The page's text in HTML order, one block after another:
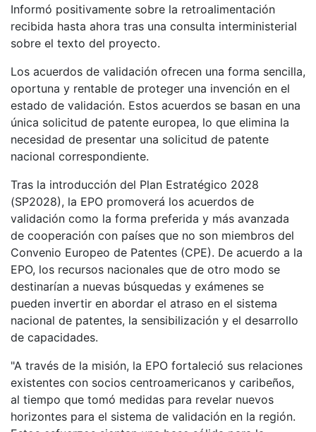
Informó positivamente sobre la retroalimentación
recibida hasta ahora tras una consulta interministerial
sobre el texto del proyecto.
Los acuerdos de validación ofrecen una forma sencilla,
oportuna y rentable de proteger una invención en el
estado de validación. Estos acuerdos se basan en una
única solicitud de patente europea, lo que elimina la
necesidad de presentar una solicitud de patente
nacional correspondiente.
Tras la introducción del Plan Estratégico 2028
(SP2028), la EPO promoverá los acuerdos de
validación como la forma preferida y más avanzada
de cooperación con países que no son miembros del
Convenio Europeo de Patentes (CPE). De acuerdo a la
EPO, los recursos nacionales que de otro modo se
destinarían a nuevas búsquedas y exámenes se
pueden invertir en abordar el atraso en el sistema
nacional de patentes, la sensibilización y el desarrollo
de capacidades.
"A través de la misión, la EPO fortaleció sus relaciones
existentes con socios centroamericanos y caribeños,
al tiempo que tomó medidas para revelar nuevos
horizontes para el sistema de validación en la región.